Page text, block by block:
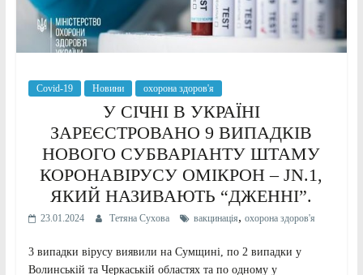
Covid-19 Новини охорона здоров'я
У СІЧНІ В УКРАЇНІ
ЗАРЕЄСТРОВАНО 9 ВИПАДКІВ
НОВОГО СУБВАРІАНТУ ШТАМУ
КОРОНАВІРУСУ ОМІКРОН – JN.1,
ЯКИЙ НАЗИВАЮТЬ “ДЖЕННІ”.
23.01.2024 Тетяна Сухова вакцинація, охорона здоров'я
3 випадки вірусу виявили на Сумщині, по 2 випадки у
Волинській та Черкаській областях та по одному у